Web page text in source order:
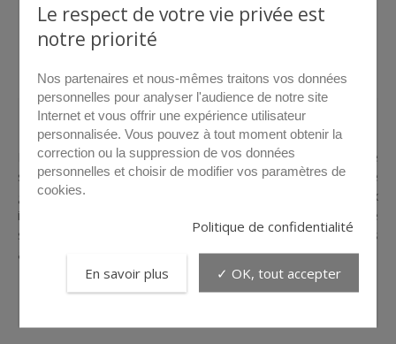
> Télécharger le catalogue
Pour répondre aux exigences qualité et sécurité dans le
secteur de l’automobile, nous avons conçu et réalisé toute une
gamme d’outils hydrauliques de déboutonnage permettant aux
industriels d’effectuer le contrôle de résistance des points de
soudure et ainsi de pouvoir garantir la fiabilité de leurs
assemblages soudés.
Le respect de votre vie privée est
notre priorité
Nos partenaires et nous-mêmes traitons vos données
personnelles pour analyser l'audience de notre site
Internet et vous offrir une expérience utilisateur
personnalisée. Vous pouvez à tout moment obtenir la
correction ou la suppression de vos données
personnelles et choisir de modifier vos paramètres de
cookies.
Politique de confidentialité
En savoir plus ✓ OK, tout accepter